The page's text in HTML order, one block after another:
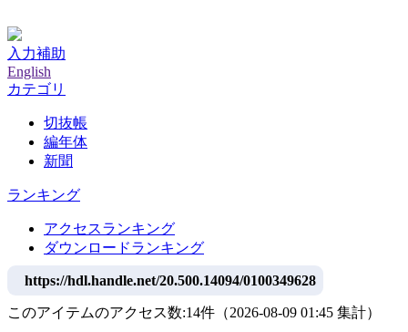
入力補助
English
カテゴリ
切抜帳
編年体
新聞
ランキング
アクセスランキング
ダウンロードランキング
https://hdl.handle.net/20.500.14094/0100349628
このアイテムのアクセス数:14件 （2026-08-09 01:45 集計）